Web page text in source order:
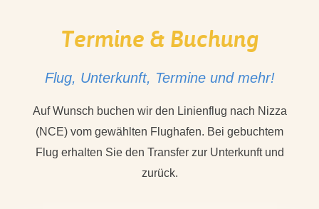
Termine & Buchung
Flug, Unterkunft, Termine und mehr!
Auf Wunsch buchen wir den Linienflug nach Nizza
(NCE) vom gewählten Flughafen. Bei gebuchtem
Flug erhalten Sie den Transfer zur Unterkunft und
zurück.